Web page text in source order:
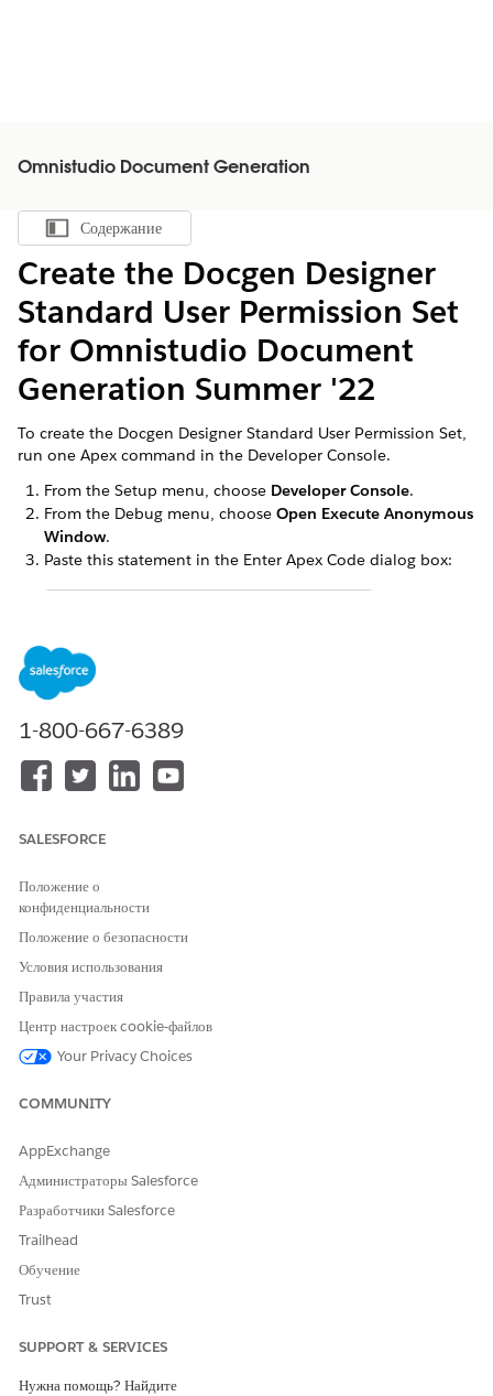
Omnistudio Document Generation
Показать содержание
Содержание
Create the Docgen Designer
Standard User Permission Set
for Omnistudio Document
Generation Summer '22
To create the Docgen Designer Standard User Permission Set,
run one Apex command in the Developer Console.
From the Setup menu, choose Developer Console.
From the Debug menu, choose Open Execute Anonymous
Window.
Paste this statement in the Enter Apex Code dialog box:
Select the entire statement.
ClickExecute Highlighted
Assign the permission set to your users.
Оставьте свой отзыв, чтобы мы могли стать лучше!
1-800-667-6389
SALESFORCE
Положение о
конфиденциальности
Положение о безопасности
Условия использования
Правила участия
Центр настроек cookie-файлов
Your Privacy Choices
COMMUNITY
AppExchange
Администраторы Salesforce
Разработчики Salesforce
Trailhead
Обучение
Trust
SUPPORT & SERVICES
Нужна помощь? Найдите